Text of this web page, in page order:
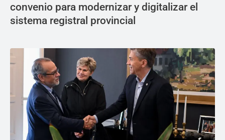
convenio para modernizar y digitalizar el
sistema registral provincial